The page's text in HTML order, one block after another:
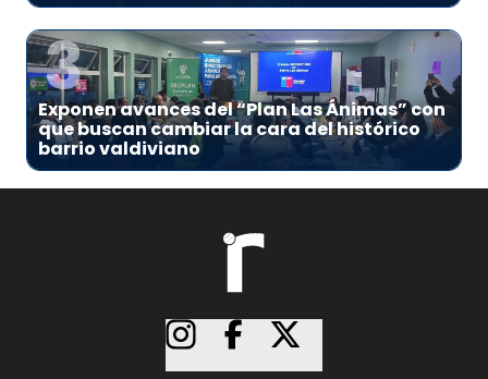
3
Exponen avances del “Plan Las Ánimas” con
que buscan cambiar la cara del histórico
barrio valdiviano